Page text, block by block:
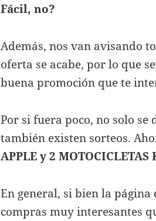
Fácil, no?
Además, nos van avisando
oferta se acabe, por lo que
buena promoción que te
Por si fuera poco, no solo se
también existen sorteos.
APPLE y 2 MOTOCICLETAS
En general, si bien la
compras muy interesantes